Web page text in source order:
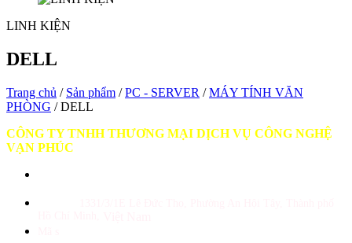
LINH KIỆN
DELL
Trang chủ / Sản phẩm /PC - SERVER /MÁY TÍNH VĂN
PHÒNG / DELL
CÔNG TY TNHH THƯƠNG MẠI DỊCH VỤ CÔNG NGHỆ
VẠN PHÚC